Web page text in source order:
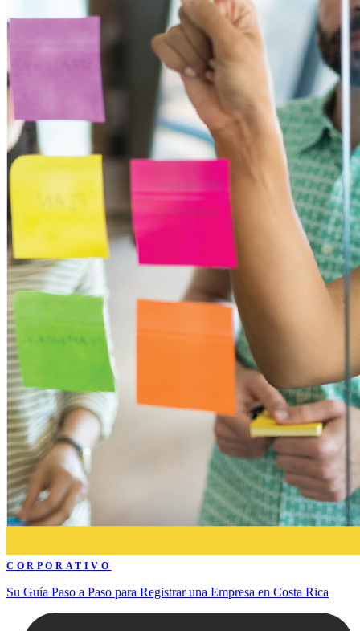
CORPORATIVO
Su Guía Paso a Paso para Registrar una Empresa en Costa Rica